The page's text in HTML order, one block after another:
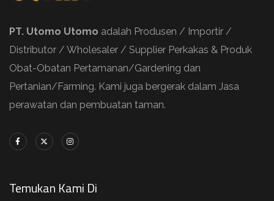
PT. Utomo Utomo adalah Produsen / Importir /
Distributor / Wholesaler / Supplier Perkakas & Produk
Obat-Obatan Pertamanan/Gardening dan
Pertanian/Farming. Kami juga bergerak dalam Jasa
perawatan dan pembuatan taman.
Temukan Kami Di